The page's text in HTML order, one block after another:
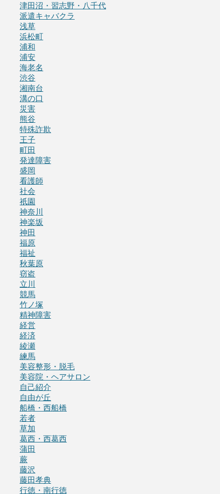
津田沼・習志野・八千代
派遣キャバクラ
浅草
浜松町
浦和
浦安
海老名
渋谷
湘南台
溝の口
災害
熊谷
特殊詐欺
王子
町田
発達障害
盛岡
看護師
社会
祇園
神奈川
神楽坂
神田
福原
福祉
秋葉原
窃盗
立川
競馬
竹ノ塚
精神障害
経営
経済
綾瀬
練馬
美容整形・脱毛
美容院・ヘアサロン
自己紹介
自由が丘
船橋・西船橋
若者
草加
葛西・西葛西
蒲田
蕨
藤沢
藤田孝典
行徳・南行徳